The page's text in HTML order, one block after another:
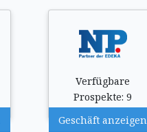
Verfügbare
Prospekte: 9
Geschäft anzeigen